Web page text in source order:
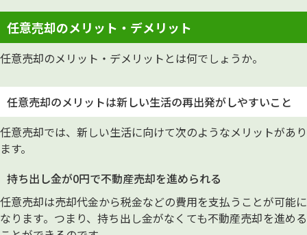
任意売却のメリット・デメリット
任意売却のメリット・デメリットとは何でしょうか。
任意売却のメリットは新しい生活の再出発がしやすいこと
任意売却では、新しい生活に向けて次のようなメリットがあり
ます。
持ち出し金が0円で不動産売却を進められる
任意売却は売却代金から税金などの費用を支払うことが可能に
なります。つまり、持ち出し金がなくても不動産売却を進める